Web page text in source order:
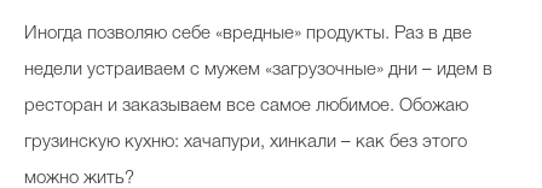
Иногда позволяю себе «вредные» продукты. Раз в две
недели устраиваем с мужем «загрузочные» дни – идем в
ресторан и заказываем все самое любимое. Обожаю
грузинскую кухню: хачапури, хинкали – как без этого
можно жить?